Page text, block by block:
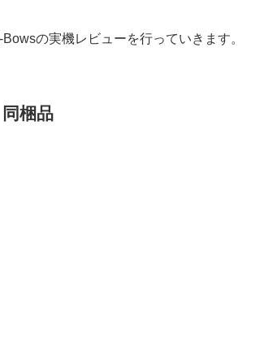
の実機レビューを行っていきます。
梱品